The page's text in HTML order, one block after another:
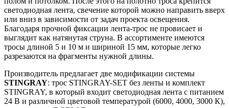
светодиодная лента, свечение которой можно направить вверх
или вниз в зависимости от задач проекта освещения.
Благодаря прочной фиксации лента-трос не провисает и
выглядит как натянутая струна. В ассортименте имеются
тросы длиной 5 и 10 м и шириной 15 мм, которые легко
разрезаются на фрагменты нужной длины.
Производитель предлагает две модификации системы
STINGRAY: трос STINGRAY-SET без ленты и комплект
STINGRAY, в который входит светодиодная лента с питанием
24 В и различной цветовой температурой (6000, 4000, 3000 К),